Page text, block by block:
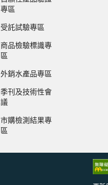
專區
受託試驗專區
商品檢驗標識專
區
外銷水產品專區
季刊及技術性會
議
市購檢測結果專
區